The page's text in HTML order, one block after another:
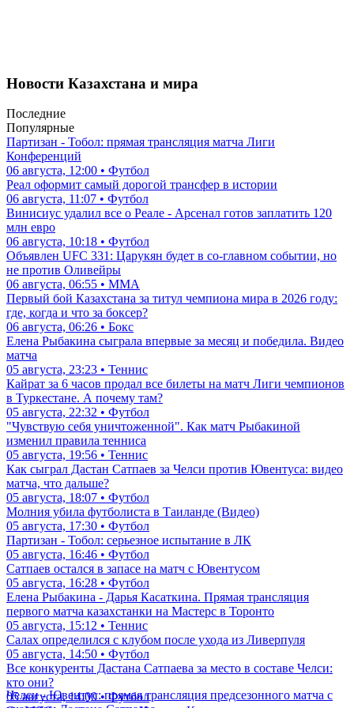
Новости Казахстана и мира
Последние
Популярные
Партизан - Тобол: прямая трансляция матча Лиги
Конференций
06 августа, 12:00 • Футбол
Реал оформит самый дорогой трансфер в истории
06 августа, 11:07 • Футбол
Винисиус удалил все о Реале - Арсенал готов заплатить 120
млн евро
06 августа, 10:18 • Футбол
Объявлен UFC 331: Царукян будет в со-главном событии, но
не против Оливейры
06 августа, 06:55 • ММА
Первый бой Казахстана за титул чемпиона мира в 2026 году:
где, когда и что за боксер?
06 августа, 06:26 • Бокс
Елена Рыбакина сыграла впервые за месяц и победила. Видео
матча
05 августа, 23:23 • Теннис
Кайрат за 6 часов продал все билеты на матч Лиги чемпионов
в Туркестане. А почему там?
05 августа, 22:32 • Футбол
"Чувствую себя уничтоженной". Как матч Рыбакиной
изменил правила тенниса
05 августа, 19:56 • Теннис
Как сыграл Дастан Сатпаев за Челси против Ювентуса: видео
матча, что дальше?
05 августа, 18:07 • Футбол
Молния убила футболиста в Таиланде (Видео)
05 августа, 17:30 • Футбол
Партизан - Тобол: серьезное испытание в ЛК
05 августа, 16:46 • Футбол
Сатпаев остался в запасе на матч с Ювентусом
05 августа, 16:28 • Футбол
Елена Рыбакина - Дарья Касаткина. Прямая трансляция
первого матча казахстанки на Мастерс в Торонто
05 августа, 15:12 • Теннис
Салах определился с клубом после ухода из Ливерпуля
05 августа, 14:50 • Футбол
Все конкуренты Дастана Сатпаева за место в составе Челси:
кто они?
05 августа, 14:00 • Футбол
Челси - Ювентус: прямая трансляция предсезонного матча с